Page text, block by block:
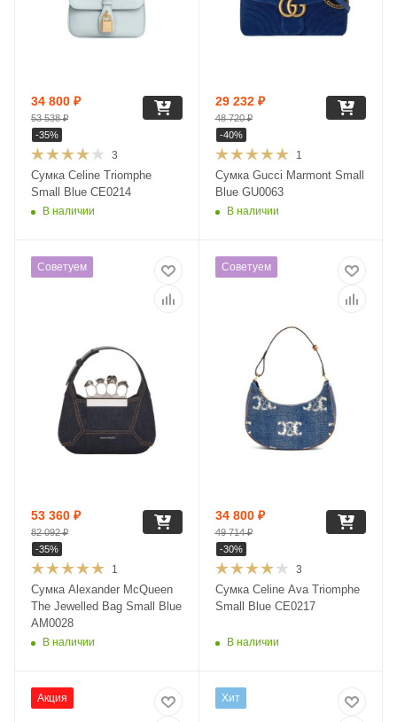
3
Сумка Celine Triomphe
Small Blue CE0214
В наличии
34 800 ₽
53 538₽
-35%
1
Сумка Gucci Marmont Small
Blue GU0063
В наличии
29 232₽
48 720₽
-40%
Советуем
1
Сумка Alexander McQueen
The Jewelled Bag Small Blue
AM0028
В наличии
53 360 ₽
82 092₽
-35%
Советуем
3
Сумка Celine Ava Triomphe
Small Blue CE0217
В наличии
34 800₽
49 714₽
-30%
Акция Хит